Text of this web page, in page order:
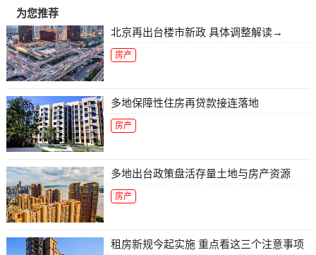
为您推荐
北京再出台楼市新政 具体调整解读→
房产
多地保障性住房再贷款接连落地
房产
多地出台政策盘活存量土地与房产资源
房产
租房新规今起实施 重点看这三个注意事项